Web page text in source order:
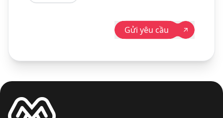
Gửi yêu cầu